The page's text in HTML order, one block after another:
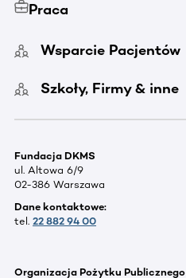
Praca
Wsparcie Pacjentów
Szkoły, Firmy & inne
Fundacja DKMS
ul. Altowa 6/9
02-386 Warszawa
Dane kontaktowe:
tel. 22 882 94 00
Organizacja Pożytku Publicznego